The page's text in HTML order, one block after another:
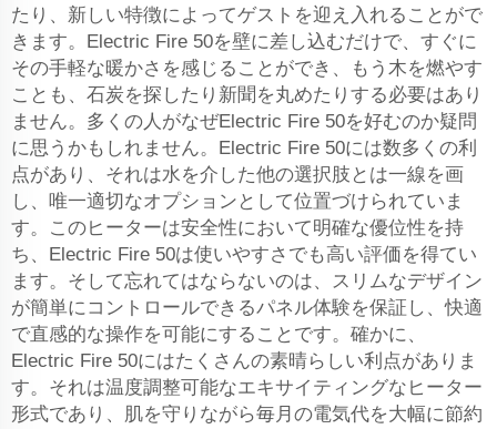
たり、新しい特徴によってゲストを迎え入れることがで
きます。Electric Fire 50を壁に差し込むだけで、すぐに
その手軽な暖かさを感じることができ、もう木を燃やす
ことも、石炭を探したり新聞を丸めたりする必要はあり
ません。多くの人がなぜElectric Fire 50を好むのか疑問
に思うかもしれません。Electric Fire 50には数多くの利
点があり、それは水を介した他の選択肢とは一線を画
し、唯一適切なオプションとして位置づけられていま
す。このヒーターは安全性において明確な優位性を持
ち、Electric Fire 50は使いやすさでも高い評価を得てい
ます。そして忘れてはならないのは、スリムなデザイン
が簡単にコントロールできるパネル体験を保証し、快適
で直感的な操作を可能にすることです。確かに、
Electric Fire 50にはたくさんの素晴らしい利点がありま
す。それは温度調整可能なエキサイティングなヒーター
形式であり、肌を守りながら毎月の電気代を大幅に節約